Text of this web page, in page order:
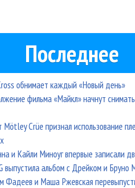
Последнее
обнимает каждый «Новый день»
фильма «Майкл» начнут
Mötley Crüe признал использование
и Кайли Миноуг впервые записали
выпустила альбом с Дрейком и Бруно
Фадеев и Маша Ржевская